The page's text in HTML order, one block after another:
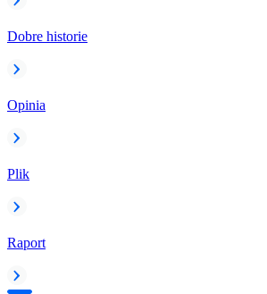
Dobre historie
Opinia
Plik
Raport